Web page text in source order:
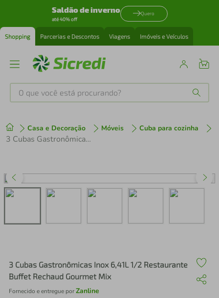
Saldão de inverno
até 40% off
Quero
Shopping Parcerias e Descontos Viagens Imóveis e Veículos
O que você está procurando?
Casa e Decoração Móveis Cuba para cozinha
3 Cubas Gastronômicas Inox 6,41L 1/2 Restaurante Buffet Rechaud Gourmet Mix
3 Cubas Gastronômicas Inox 6,41L 1/2 Restaurante
Buffet Rechaud Gourmet Mix
Fornecido e entregue porZanline
1º tenis
perfume